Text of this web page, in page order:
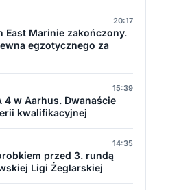
20:17
East Marinie zakończony.
egzotycznego za
15:39
4 w Aarhus. Dwanaście
kwalifikacyjnej
14:35
przed 3. rundą
Ligi Żeglarskiej